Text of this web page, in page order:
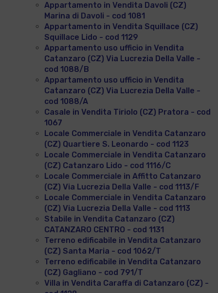
Appartamento in Vendita Davoli (CZ)
Marina di Davoli - cod 1081
Appartamento in Vendita Squillace (CZ)
Squillace Lido - cod 1129
Appartamento uso ufficio in Vendita
Catanzaro (CZ) Via Lucrezia Della Valle -
cod 1088/B
Appartamento uso ufficio in Vendita
Catanzaro (CZ) Via Lucrezia Della Valle -
cod 1088/A
Casale in Vendita Tiriolo (CZ) Pratora - cod
1067
Locale Commerciale in Vendita Catanzaro
(CZ) Quartiere S. Leonardo - cod 1123
Locale Commerciale in Vendita Catanzaro
(CZ) Catanzaro Lido - cod 1116/C
Locale Commerciale in Affitto Catanzaro
(CZ) Via Lucrezia Della Valle - cod 1113/F
Locale Commerciale in Vendita Catanzaro
(CZ) Via Lucrezia Della Valle - cod 1113
Stabile in Vendita Catanzaro (CZ)
CATANZARO CENTRO - cod 1131
Terreno edificabile in Vendita Catanzaro
(CZ) Santa Maria - cod 1062/T
Terreno edificabile in Vendita Catanzaro
(CZ) Gagliano - cod 791/T
Villa in Vendita Caraffa di Catanzaro (CZ) -